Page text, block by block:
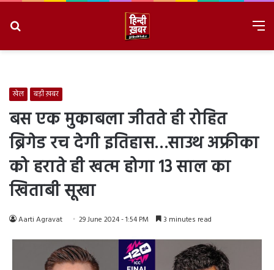
खेल बड़ी ख़बर
बस एक मुकाबला जीतते ही रोहित
ब्रिगेड रच देगी इतिहास…साउथ अफ्रीका
को हराते ही खत्म होगा 13 साल का
खिताबी सूखा
Aarti Agravat 29 June 2024 - 1:54 PM 3 minutes read